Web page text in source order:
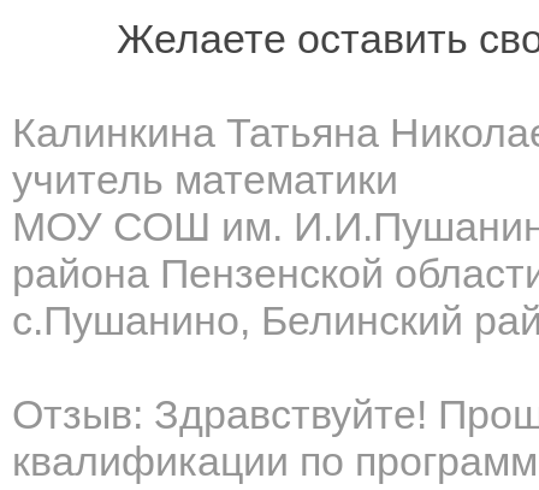
Желаете оставить
Калинкина Татьяна
учитель математики
МОУ СОШ им.
района Пензенской
с.Пушанино, Белинский
Отзыв: Здравствуйте!
квалификации по